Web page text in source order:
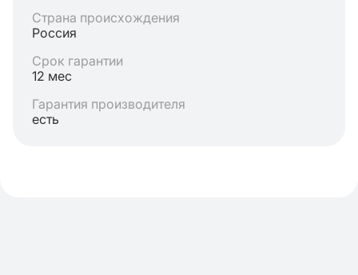
Страна происхождения
Россия
Срок гарантии
12 мес
Гарантия производителя
есть